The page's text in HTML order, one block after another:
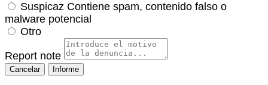
Suspicaz Contiene spam, contenido falso o
malware potencial
Otro
Report note
Informe